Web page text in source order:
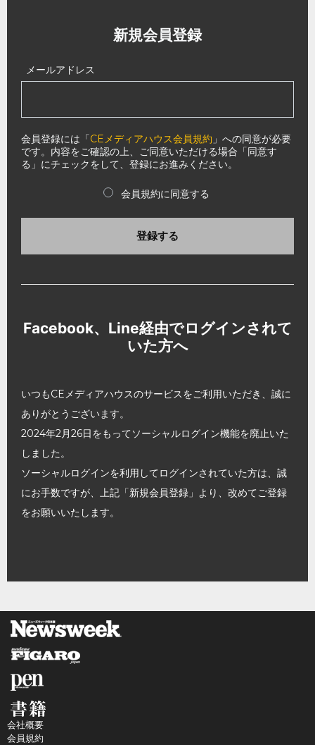
新規会員登録
メールアドレス
会員登録には「CEメディアハウス会員規約 」への同意が必要
です。内容をご確認の上、ご同意いただける場合「同意す
る」にチェックをして、登録にお進みください。
会員規約に同意する
登録する
Facebook、Line経由でログインされて
いた方へ
いつもCEメディアハウスのサービスをご利用いただき、誠に
ありがとうございます。
2024年2月26日をもってソーシャルログイン機能を廃止いた
しました。
ソーシャルログインを利用してログインされていた方は、誠
にお手数ですが、上記「新規会員登録」より、改めてご登録
をお願いいたします。
会社概要
会員規約